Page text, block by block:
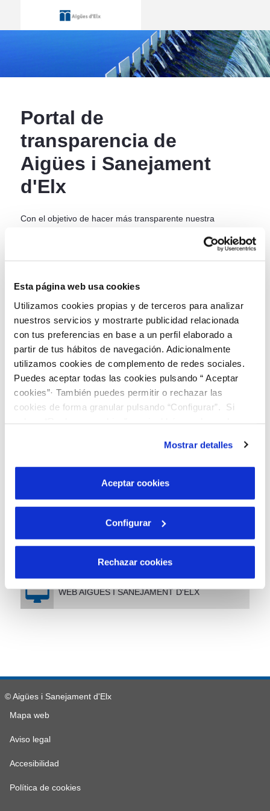
Esta página web usa cookies
Utilizamos cookies propias y de terceros para analizar
nuestros servicios y mostrarte publicidad relacionada
con tus preferencias en base a un perfil elaborado a
partir de tus hábitos de navegación. Adicionalmente
utilizamos cookies de complemento de redes sociales.
Puedes aceptar todas las cookies pulsando “ Aceptar
cookies”· También puedes permitir o rechazar las
cookies de forma granular pulsando “Configurar”. Si
son indispensables para que el sitio web funcione y que
por tanto no se pueden desactivar. Puedes consultar
más información en nuestraPolítica de Cookies
Mostrar detalles
Aceptar cookies
Configurar
Rechazar cookies
Inicio - Aigües i Sanejament
Portal de
transparencia de
Aigües i Sanejament
d'Elx
Con el objetivo de hacer más transparente nuestra
del cual la ciudadanía podrá obtener información
actualizada de las actuaciones desarrolladas por la
empresa y de los resultados de su gestión, y en el
que se establecerán los canales de comunicación
necesarios para dar respuesta a las demandas de
información de la misma.
EMPRESA Y ORGANIZACIÓN
INFORMACIÓN ECONÓMICA Y ESTADÍSTICA
NORMATIVA APLICABLE
WEB AIGÜES I SANEJAMENT D'ELX
© Aigües i Sanejament d'Elx
Mapa web
Aviso legal
Accesibilidad
Política de cookies